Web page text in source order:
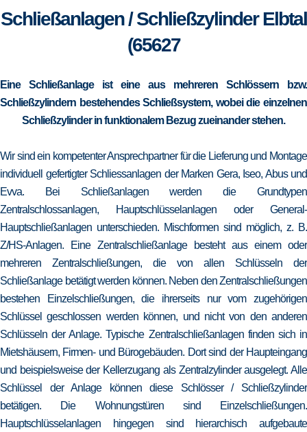
Schließanlagen / Schließzylinder Elbtal
(65627
Eine Schließanlage ist eine aus mehreren Schlössern bzw.
Schließzylindern bestehendes Schließsystem, wobei die einzelnen
Schließzylinder in funktionalem Bezug zueinander stehen.
Wir sind ein kompetenter Ansprechpartner für die Lieferung und Montage
individuell gefertigter Schliessanlagen der Marken Gera, Iseo, Abus und
Evva. Bei Schließanlagen werden die Grundtypen
Zentralschlossanlagen, Hauptschlüsselanlagen oder General-
Hauptschließanlagen unterschieden. Mischformen sind möglich, z. B.
Z/HS-Anlagen. Eine Zentralschließanlage besteht aus einem oder
mehreren Zentralschließungen, die von allen Schlüsseln der
Schließanlage betätigt werden können. Neben den Zentralschließungen
bestehen Einzelschließungen, die ihrerseits nur vom zugehörigen
Schlüssel geschlossen werden können, und nicht von den anderen
Schlüsseln der Anlage. Typische Zentralschließanlagen finden sich in
Mietshäusern, Firmen- und Bürogebäuden. Dort sind der Haupteingang
und beispielsweise der Kellerzugang als Zentralzylinder ausgelegt. Alle
Schlüssel der Anlage können diese Schlösser / Schließzylinder
betätigen. Die Wohnungstüren sind Einzelschließungen.
Hauptschlüsselanlagen hingegen sind hierarchisch aufgebaute